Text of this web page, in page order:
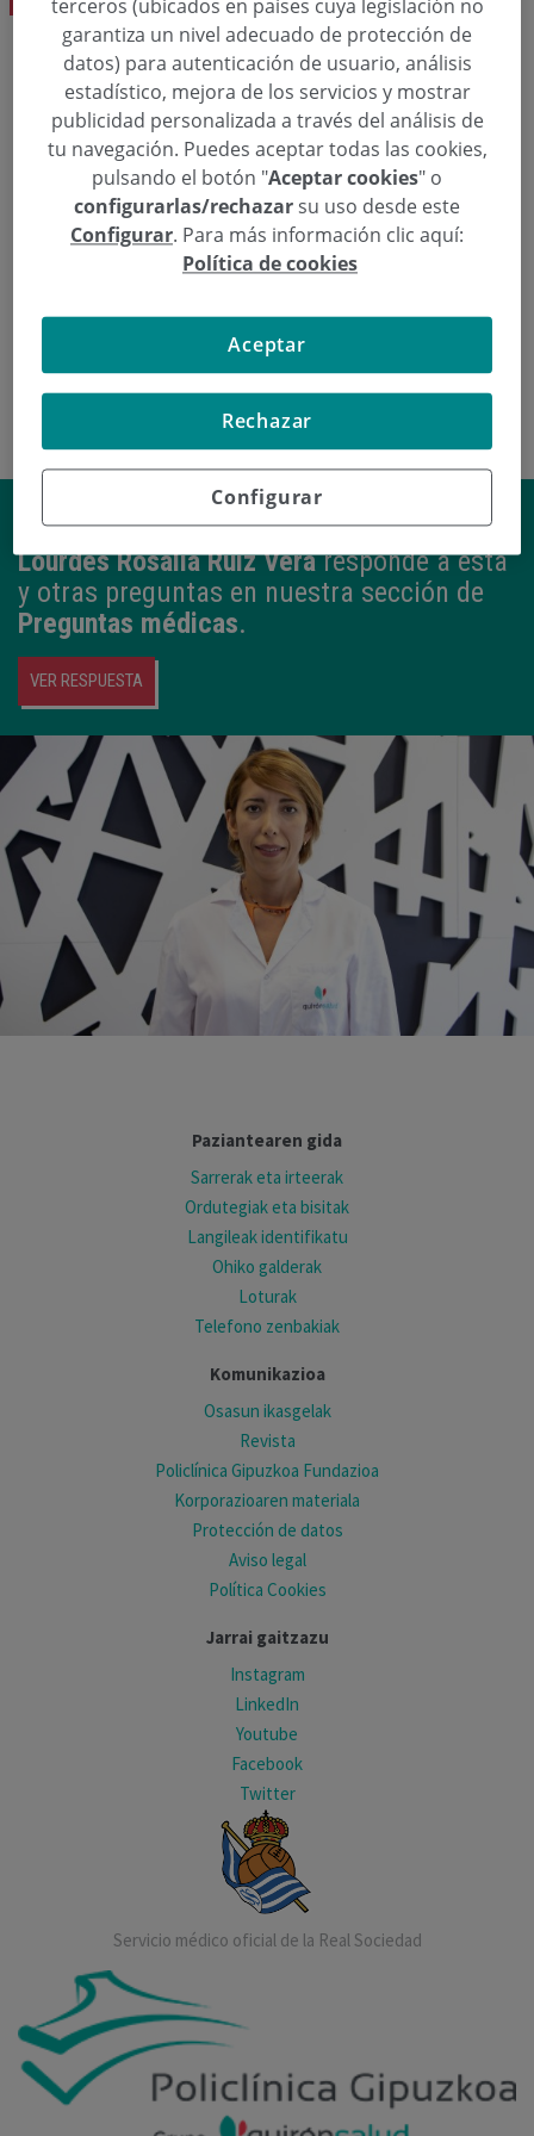
Ingrid Hiltun Dk.
Eskatu hitzordu bat
943 50 20 49 Hitzordua eskatu
¿Por qué salen los orzuelos?
Lourdes Rosalía Ruiz Veraresponde a esta
y otras preguntas en nuestra sección de
Preguntas médicas.
VER RESPUESTA
Paziantearen gida
Sarrerak eta irteerak
Ordutegiak eta bisitak
Langileak identifikatu
Ohiko galderak
Loturak
Telefono zenbakiak
Komunikazioa
Osasun ikasgelak
Revista
Policlínica Gipuzkoa Fundazioa
Korporazioaren materiala
Protección de datos
Aviso legal
Política Cookies
Jarrai gaitzazu
Instagram
LinkedIn
Youtube
Facebook
Twitter
Servicio médico oficial de la Real Sociedad
terceros (ubicados en países cuya legislación no
garantiza un nivel adecuado de protección de
datos) para autenticación de usuario, análisis
estadístico, mejora de los servicios y mostrar
publicidad personalizada a través del análisis de
tu navegación. Puedes aceptar todas las cookies,
pulsando el botón "Aceptar cookies" o
configurarlas/rechazarsu uso desde este
Configurar. Para más información clic aquí:
Política de cookies
Configurar
Rechazar
Aceptar